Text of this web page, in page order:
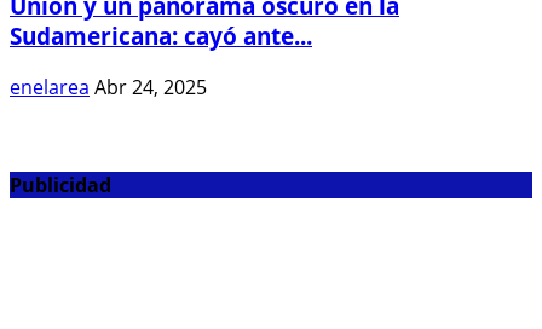
Sudamericana: cayó ante...
enelarea Abr 24, 2025
Publicidad